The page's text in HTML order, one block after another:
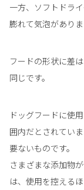
一方、ソフトドラ
膨れて気泡がありま
フードの形状に差
同じです。
ドッグフードに使
囲内だとされてい
要ないものです。
さまざまな添加物
は、使用を控えるほ